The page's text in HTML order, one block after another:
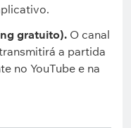
gratuito). O canal
a partida
no YouTube e na